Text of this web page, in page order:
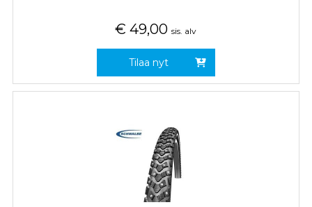
€ 49,00 sis. alv
Tilaa nyt